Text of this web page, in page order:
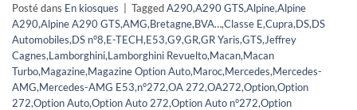
Posté dans En kiosques TaggedA290,A290 GTS,Alpine,Alpine
A290,Alpine A290 GTS,AMG,Bretagne,BVA…,Classe E,Cupra,DS,DS
Automobiles,DS n°8,E-TECH,E53,G9,GR,GR Yaris,GTS,Jeffrey
Cagnes,Lamborghini,Lamborghini Revuelto,Macan,Macan
Turbo,Magazine,Magazine Option Auto,Maroc,Mercedes,Mercedes-
AMG,Mercedes-AMG E53,n°272,OA 272,OA272,Option,Option
272,Option Auto,Option Auto 272,Option Auto n°272,Option